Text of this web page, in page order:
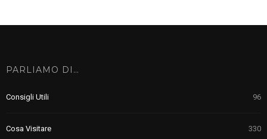
PARLIAMO DI…
Consigli Utili 96
Cosa Visitare 330